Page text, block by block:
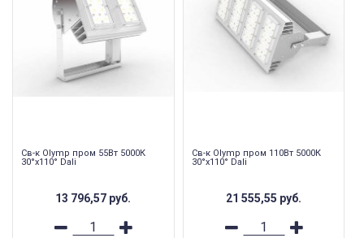
Св-к Olymp пром 55Вт 5000К
30°х110° Dali
13 796,57 руб.
Св-к Olymp пром 110Вт 5000К
30°х110° Dali
21 555,55 руб.